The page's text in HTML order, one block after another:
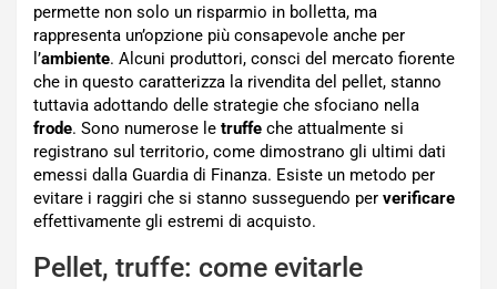
permette non solo un risparmio in bolletta, ma
rappresenta un’opzione più consapevole anche per
l’ambiente. Alcuni produttori, consci del mercato fiorente
che in questo caratterizza la rivendita del pellet, stanno
tuttavia adottando delle strategie che sfociano nella
frode. Sono numerose le truffe che attualmente si
registrano sul territorio, come dimostrano gli ultimi dati
emessi dalla Guardia di Finanza. Esiste un metodo per
evitare i raggiri che si stanno susseguendo per verificare
effettivamente gli estremi di acquisto.
Pellet, truffe: come evitarle